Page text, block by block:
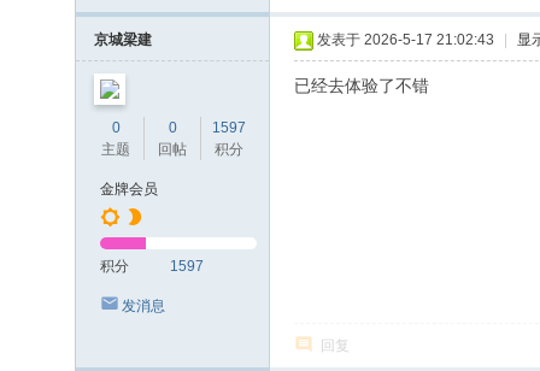
京城梁建
0
主题
0
回帖
1597
积分
金牌会员
积分 1597
发消息
发表于 2026-5-17 21:02:43 显
已经去体验了不错
回复